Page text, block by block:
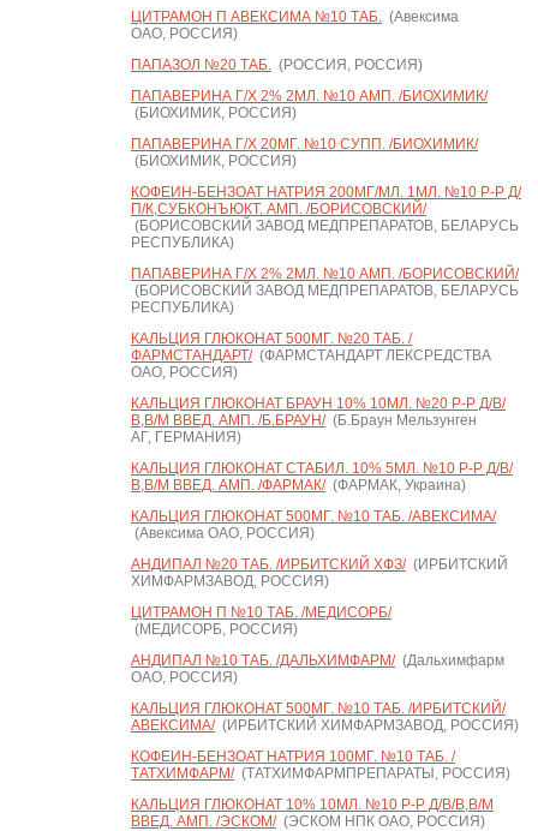
ЦИТРАМОН П АВЕКСИМА №10 ТАБ.(Авексима
ОАО, РОССИЯ)
ПАПАЗОЛ №20 ТАБ.(РОССИЯ, РОССИЯ)
ПАПАВЕРИНА Г/Х 2% 2МЛ. №10 АМП. /БИОХИМИК/
(БИОХИМИК, РОССИЯ)
ПАПАВЕРИНА Г/Х 20МГ. №10 СУПП. /БИОХИМИК/
(БИОХИМИК, РОССИЯ)
КОФЕИН-БЕНЗОАТ НАТРИЯ 200МГ/МЛ. 1МЛ. №10 Р-Р Д/
П/К,СУБКОНЪЮКТ. АМП. /БОРИСОВСКИЙ/
(БОРИСОВСКИЙ ЗАВОД МЕДПРЕПАРАТОВ, БЕЛАРУСЬ
РЕСПУБЛИКА)
ПАПАВЕРИНА Г/Х 2% 2МЛ. №10 АМП. /БОРИСОВСКИЙ/
(БОРИСОВСКИЙ ЗАВОД МЕДПРЕПАРАТОВ, БЕЛАРУСЬ
РЕСПУБЛИКА)
КАЛЬЦИЯ ГЛЮКОНАТ 500МГ. №20 ТАБ. /
ФАРМСТАНДАРТ/(ФАРМСТАНДАРТ ЛЕКСРЕДСТВА
ОАО, РОССИЯ)
КАЛЬЦИЯ ГЛЮКОНАТ БРАУН 10% 10МЛ. №20 Р-Р Д/В/
В,В/М ВВЕД. АМП. /Б.БРАУН/(Б.Браун Мельзунген
АГ, ГЕРМАНИЯ)
КАЛЬЦИЯ ГЛЮКОНАТ СТАБИЛ. 10% 5МЛ. №10 Р-Р Д/В/
В,В/М ВВЕД. АМП. /ФАРМАК/(ФАРМАК, Украина)
КАЛЬЦИЯ ГЛЮКОНАТ 500МГ. №10 ТАБ. /АВЕКСИМА/
(Авексима ОАО, РОССИЯ)
АНДИПАЛ №20 ТАБ. /ИРБИТСКИЙ ХФЗ/(ИРБИТСКИЙ
ХИМФАРМЗАВОД, РОССИЯ)
ЦИТРАМОН П №10 ТАБ. /МЕДИСОРБ/
(МЕДИСОРБ, РОССИЯ)
АНДИПАЛ №10 ТАБ. /ДАЛЬХИМФАРМ/(Дальхимфарм
ОАО, РОССИЯ)
КАЛЬЦИЯ ГЛЮКОНАТ 500МГ. №10 ТАБ. /ИРБИТСКИЙ/
АВЕКСИМА/(ИРБИТСКИЙ ХИМФАРМЗАВОД, РОССИЯ)
КОФЕИН-БЕНЗОАТ НАТРИЯ 100МГ. №10 ТАБ. /
ТАТХИМФАРМ/(ТАТХИМФАРМПРЕПАРАТЫ, РОССИЯ)
КАЛЬЦИЯ ГЛЮКОНАТ 10% 10МЛ. №10 Р-Р Д/В/В,В/М
ВВЕД. АМП. /ЭСКОМ/(ЭСКОМ НПК ОАО, РОССИЯ)